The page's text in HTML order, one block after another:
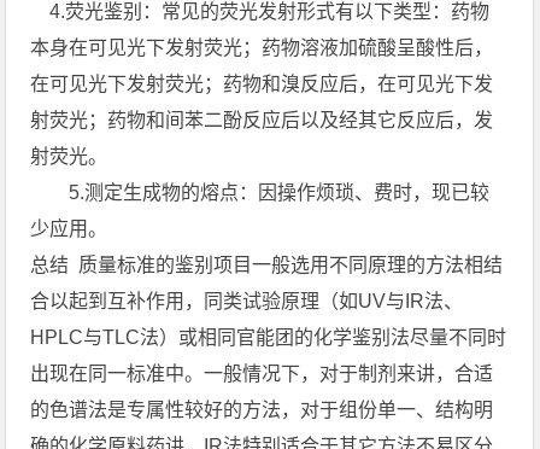
4.荧光鉴别：常见的荧光发射形式有以下类型：药物
本身在可见光下发射荧光；药物溶液加硫酸呈酸性后，
在可见光下发射荧光；药物和溴反应后，在可见光下发
射荧光；药物和间苯二酚反应后以及经其它反应后，发
射荧光。
5.测定生成物的熔点：因操作烦琐、费时，现已较
少应用。
总结 质量标准的鉴别项目一般选用不同原理的方法相结
合以起到互补作用，同类试验原理（如UV与IR法、
HPLC与TLC法）或相同官能团的化学鉴别法尽量不同时
出现在同一标准中。一般情况下，对于制剂来讲，合适
的色谱法是专属性较好的方法，对于组份单一、结构明